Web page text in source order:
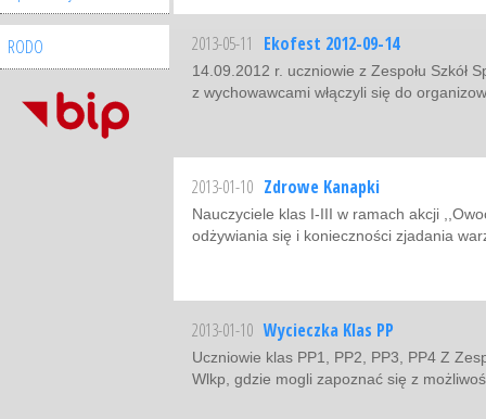
RODO 2013-05-11 Ekofest 2012-09-14
14.09.2012 r. uczniowie z Zespołu Szkół
z wychowawcami włączyli się do
2013-01-10 Zdrowe Kanapki
Nauczyciele klas I-III w ramach akcji
odżywiania się i konieczności zjadania
2013-01-10 Wycieczka Klas PP
Uczniowie klas PP1, PP2, PP3, PP4 Z
Wlkp, gdzie mogli zapoznać się z